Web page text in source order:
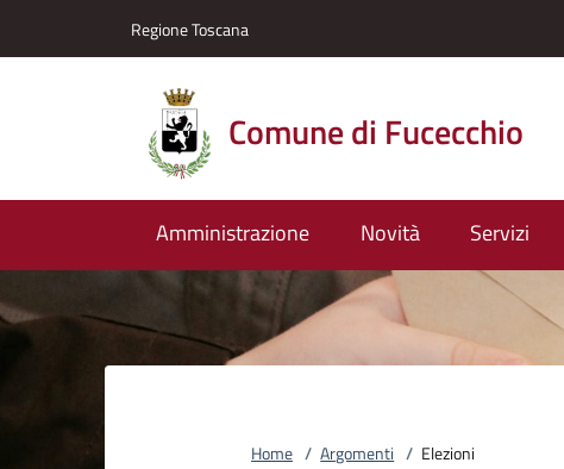
Regione Toscana
Comune di Fucecchio
Amministrazione Novità Servizi
Home / Argomenti / Elezioni